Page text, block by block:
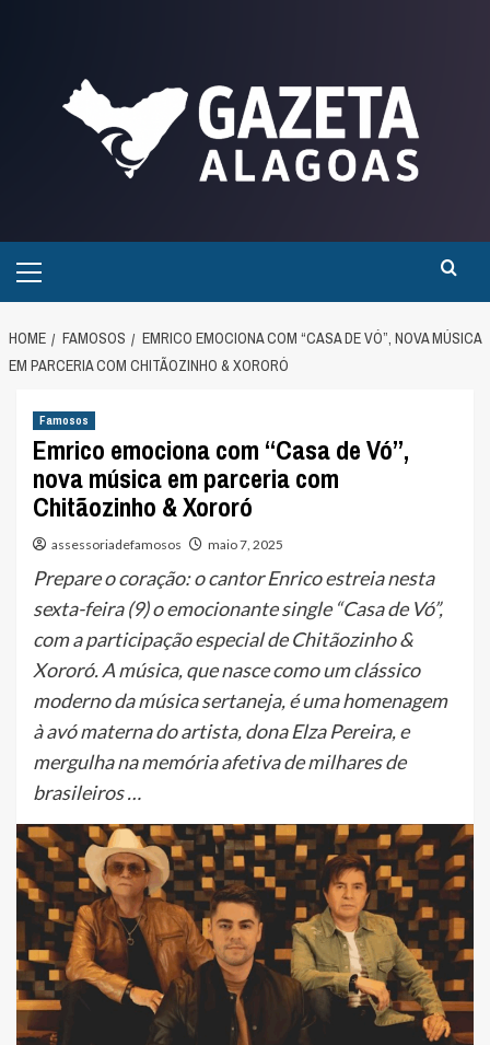
Menu
HOME FAMOSOS
EMRICO EMOCIONA COM “CASA DE VÓ”, NOVA MÚSICA
EM PARCERIA COM CHITÃOZINHO & XORORÓ
Famosos
Emrico emociona com “Casa de Vó”,
nova música em parceria com
Chitãozinho & Xororó
assessoriadefamosos maio 7, 2025
Prepare o coração: o cantor Enrico estreia nesta
sexta-feira (9) o emocionante single “Casa de Vó”,
com a participação especial de Chitãozinho &
Xororó. A música, que nasce como um clássico
moderno da música sertaneja, é uma homenagem
à avó materna do artista, dona Elza Pereira, e
mergulha na memória afetiva de milhares de
brasileiros …